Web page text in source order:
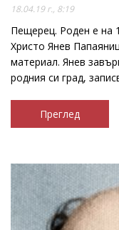
18.04.19 г., 8:19
Пещерец. Роден е на
Христо Янев
материал. Янев
родния си град,
Преглед